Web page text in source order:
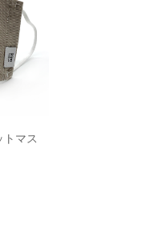
トマス